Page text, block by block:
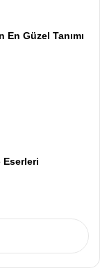
Güzel Tanımı
Eserleri